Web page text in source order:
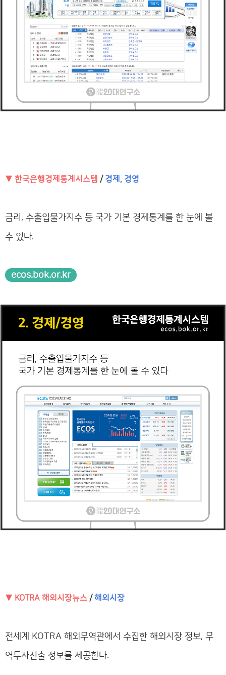
▼ 한국은행경제통계시스템 / 경제, 경영
금리, 수출입물가지수 등 국가 기본 경제통계를 한 눈에 볼
수 있다.
ecos.bok.or.kr
▼ KOTRA 해외시장뉴스 / 해외시장
전세계 KOTRA 해외무역관에서 수집한 해외시장 정보, 무
역투자진출 정보를 제공한다.